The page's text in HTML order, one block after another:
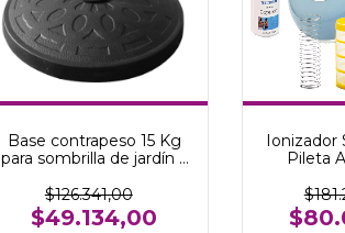
Base contrapeso 15 Kg
para sombrilla de jardín y
$126.341,00
$49.134,00
Ionizador
Pileta